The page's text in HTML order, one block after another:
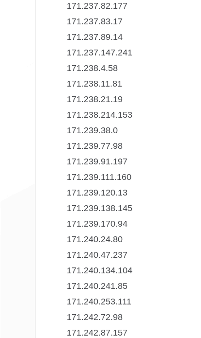
171.237.82.177
171.237.83.17
171.237.89.14
171.237.147.241
171.238.4.58
171.238.11.81
171.238.21.19
171.238.214.153
171.239.38.0
171.239.77.98
171.239.91.197
171.239.111.160
171.239.120.13
171.239.138.145
171.239.170.94
171.240.24.80
171.240.47.237
171.240.134.104
171.240.241.85
171.240.253.111
171.242.72.98
171.242.87.157